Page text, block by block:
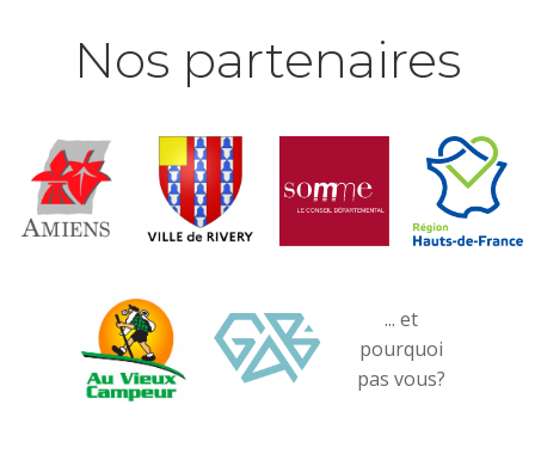
Nos partenaires
... et
pourquoi
pas vous?